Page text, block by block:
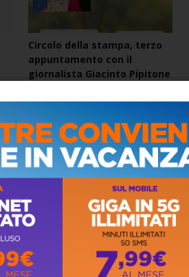
Circolo della stampa, terzo
appuntamento con il
giornalista Giacinto Pipitone